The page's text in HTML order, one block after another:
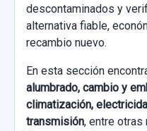
descontaminados y
alternativa fiable,
recambio nuevo.
En esta sección
alumbrado, cambio y
climatización,
transmisión, entre otras